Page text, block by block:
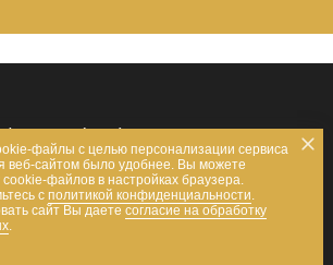
+7 (800) 350-88-34
Скан
файлы с целью персонализации сервиса
веб-сайтом было удобнее. Вы можете
cookie-файлов в настройках браузера.
с политикой конфиденциальности.
сайт Вы даете согласие на обработку
.